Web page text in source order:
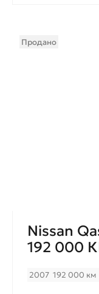
Продано
Nissan
192 000
2007 192 000 км